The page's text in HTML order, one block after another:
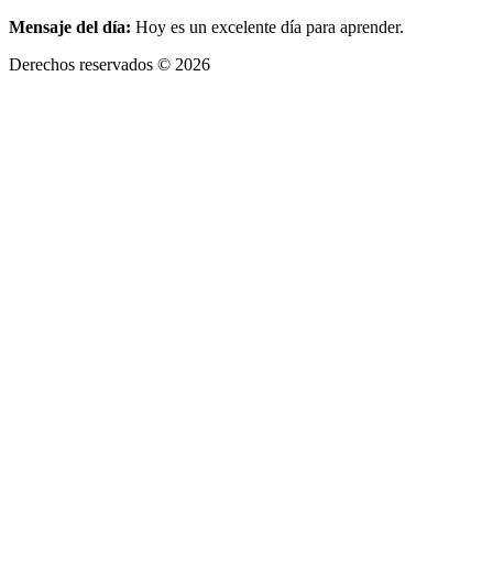
Mensaje del día: Hoy es un excelente día para aprender.
Derechos reservados © 2026